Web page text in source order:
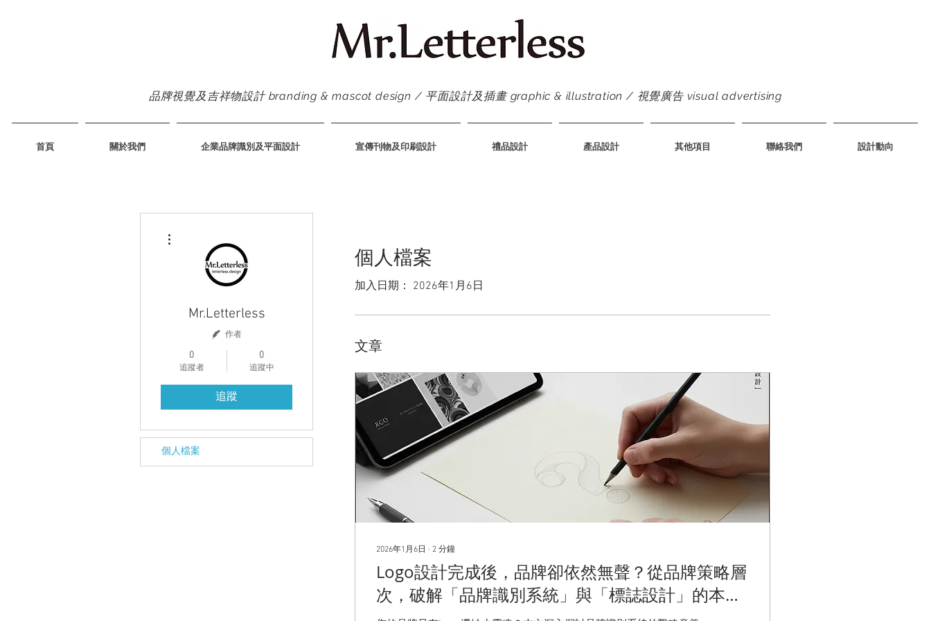
品牌視覺及吉祥物設計 branding & mascot design / 平面設計及插畫 graphic & illustration / 視覺廣告 visual advertising
首頁 關於我們 企業品牌識別及平面設計 宣傳刊物及印刷設計 禮品設計 產品設計 其他項目 聯絡我們 設計動向
個人檔案
加入日期： 2026年1月6日
文章
2026年1月6日 ∙ 2 分鐘
Logo設計完成後，品牌卻依然無聲？從品牌策略層
次，破解「品牌識別系統」與「標誌設計」的本質
Mr.Letterless
作者
0
追蹤者
0
追蹤中
追蹤
個人檔案